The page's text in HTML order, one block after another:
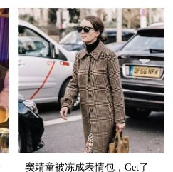
窦靖童被冻成表情包，Get了